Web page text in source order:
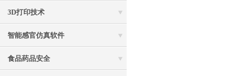
3D打印技术
智能感官仿真软件
食品药品安全